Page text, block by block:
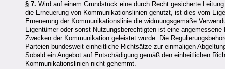
§ 7. Wird auf einem Grundstück eine durch Recht gesicherte
die Erneuerung von Kommunikationslinien genutzt, ist dies vom
Erneuerung der Kommunikationslinie die widmungsgemäße
Eigentümer oder sonst Nutzungsberechtigten ist eine
Zwecken der Kommunikation geleistet wurde. Die
Parteien bundesweit einheitliche Richtsätze zur einmaligen
Sobald ein Angebot auf Entschädigung gemäß den einheitlichen
Kommunikationslinien nicht gehemmt.